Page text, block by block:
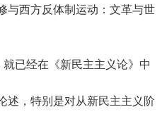
方反体制运动：文革与世
已经在《新民主主义论》中
述，特别是对从新民主主义阶